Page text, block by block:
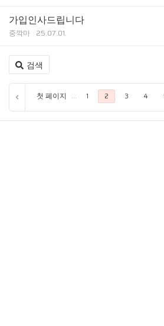
가입인사드립니다
중깍마 25.07.01.
검색
첫 페이지 ... 1 2 3 4